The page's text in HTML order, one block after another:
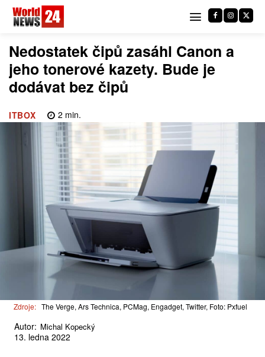
Nedostatek čipů zasáhl Canon a
jeho tonerové kazety. Bude je
dodávat bez čipů
ITBOX 2 min.
Zdroje: The Verge, Ars Technica, PCMag, Engadget, Twitter, Foto: Pxfuel
Autor: Michal Kopecký
13. ledna 2022